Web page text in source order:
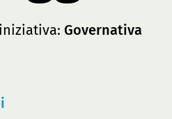
Governativa